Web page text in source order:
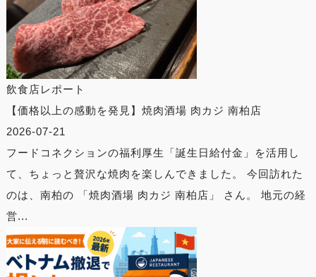
飲食店レポート
【価格以上の感動を発見】焼肉酒場 肉カジ 南柏店
2026-07-21
フードコネクションの福利厚生「誕生日給付金」を活用し
て、ちょっと贅沢な焼肉を楽しんできました。 今回訪れた
のは、南柏の 「焼肉酒場 肉カジ 南柏店」 さん。 地元の経
営...